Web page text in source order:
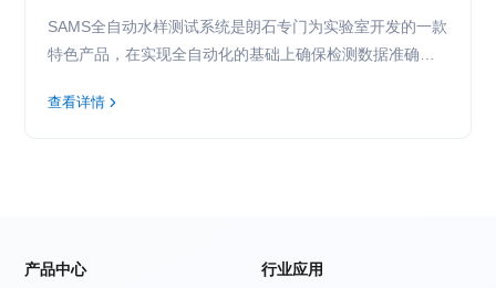
SAMS全自动水样测试系统是朗石专门为实验室开发的一款
特色产品，在实现全自动化的基础上确保检测数据准确有
高质量要求的发展趋势，解决传统实验室水质分析操作繁
查看详情
产品中心 行业应用